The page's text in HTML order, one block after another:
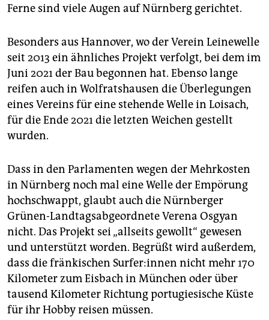
Ferne sind viele Augen auf Nürnberg gerichtet.
Besonders aus Hannover, wo der Verein Leinewelle
seit 2013 ein ähnliches Projekt verfolgt, bei dem im
Juni 2021 der Bau begonnen hat. Ebenso lange
reifen auch in Wolfratshausen die Überlegungen
eines Vereins für eine stehende Welle in Loisach,
für die Ende 2021 die letzten Weichen gestellt
wurden.
Dass in den Parlamenten wegen der Mehrkosten
in Nürnberg noch mal eine Welle der Empörung
hochschwappt, glaubt auch die Nürnberger
Grünen-Landtagsabgeordnete Verena Osgyan
nicht. Das Projekt sei „allseits gewollt“ gewesen
und unterstützt worden. Begrüßt wird außerdem,
dass die fränkischen Sur­fe­r:in­nen nicht mehr 170
Kilometer zum Eisbach in München oder über
tausend Kilometer Richtung portugiesische Küste
für ihr Hobby reisen müssen.